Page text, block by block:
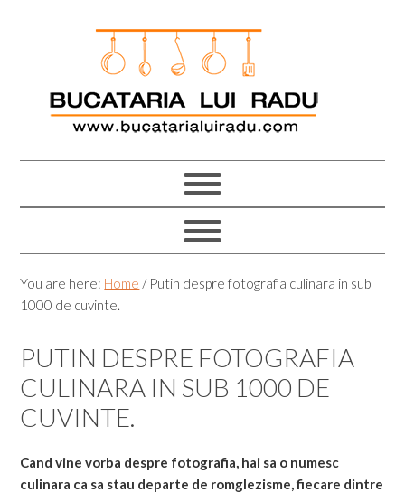
You are here: Home /Putin despre fotografia culinara in sub
1000 de cuvinte.
PUTIN DESPRE FOTOGRAFIA
CULINARA IN SUB 1000 DE
CUVINTE.
Cand vine vorba despre fotografia, hai sa o numesc
culinara ca sa stau departe de romglezisme, fiecare dintre